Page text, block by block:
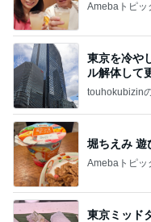
Amebaトピッ
東京を冷や
ル解体して
touhokubizin
堀ちえみ 遊
Amebaトピッ
東京ミッド